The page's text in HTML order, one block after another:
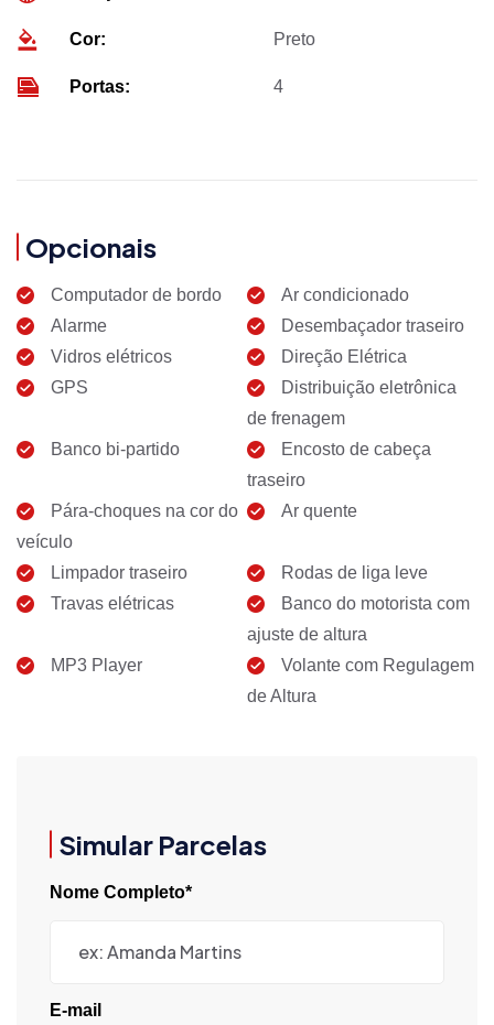
Cor: Preto
Portas: 4
Opcionais
Computador de bordo
Ar condicionado
Alarme
Desembaçador traseiro
Vidros elétricos
Direção Elétrica
GPS
Distribuição eletrônica
de frenagem
Banco bi-partido
Encosto de cabeça
traseiro
Pára-choques na cor do
veículo
Ar quente
Limpador traseiro
Rodas de liga leve
Travas elétricas
Banco do motorista com
ajuste de altura
MP3 Player
Volante com Regulagem
de Altura
Simular Parcelas
Nome Completo*
E-mail